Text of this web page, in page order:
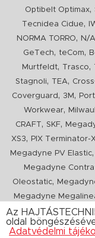
Optibelt Optimax,
Tecnidea Cidue,
NORMA TORRO, N/A
GeTech, teCom,
Murtfeldt, Trasco,
Stagnoli, TEA,
Coverguard , 3M ,
Workwear,
CRAFT, SKF,
XS3, PIX Terminator-
Megadyne PV Elastic,
Megadyne
Oleostatic,
Megadyne
Pull, PIX X'Ceed,
ConCar,
Az
oldal
Adatvédelmi